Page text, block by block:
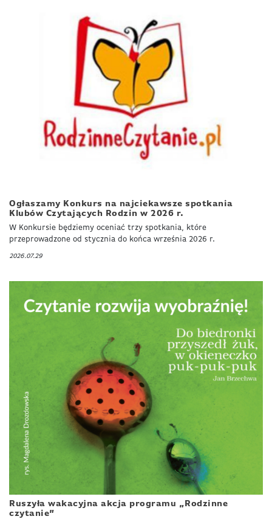
Ogłaszamy Konkurs na najciekawsze spotkania
Klubów Czytających Rodzin w 2026 r.
W Konkursie będziemy oceniać trzy spotkania, które
przeprowadzone od stycznia do końca września 2026 r.
2026.07.29
Ruszyła wakacyjna akcja programu „Rodzinne
czytanie”